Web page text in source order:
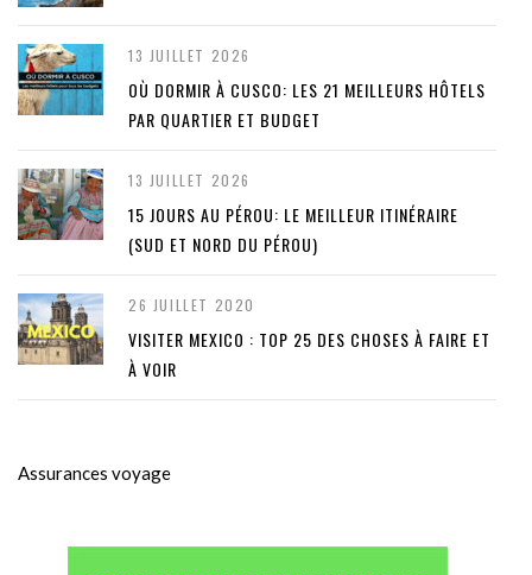
13 JUILLET 2026
OÙ DORMIR À CUSCO: LES 21 MEILLEURS HÔTELS
PAR QUARTIER ET BUDGET
13 JUILLET 2026
15 JOURS AU PÉROU: LE MEILLEUR ITINÉRAIRE
(SUD ET NORD DU PÉROU)
26 JUILLET 2020
VISITER MEXICO : TOP 25 DES CHOSES À FAIRE ET
À VOIR
Assurances voyage